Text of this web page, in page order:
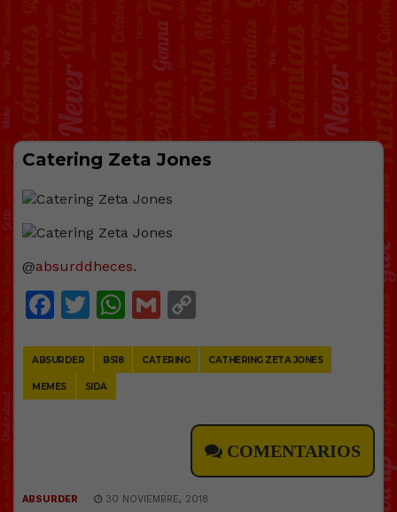
Catering Zeta Jones
@absurddheces.
Facebook
Twitter
WhatsApp
Gmail
ABSURDER BS18 CATERING CATHERING ZETA JONES
MEMES SIDA
COMENTARIOS
ABSURDER 30 NOVIEMBRE, 2018